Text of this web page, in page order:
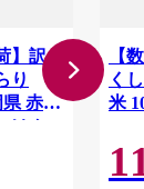
】訳あ
り
赤村
はん
ふる
【
く